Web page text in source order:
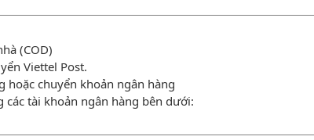
(COD)
Viettel Post.
hoặc chuyển khoản ngân hàng
các tài khoản ngân hàng bên dưới: